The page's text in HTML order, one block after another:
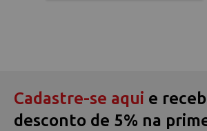
Cadastre-se aqui e
desconto de 5% na